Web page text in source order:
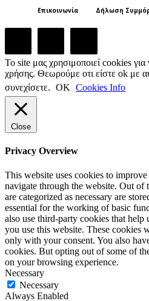
Επικοινωνία Δήλωση
Το site μας χρησιμοποιεί cookies για
χρήσης. Θεωρούμε οτι είστε ok με
συνεχίσετε. ΟΚ Cookies Info
Close
Privacy Overview
This website uses cookies to
navigate through the website. Out of
are categorized as necessary are
essential for the working of basic
also use third-party cookies that help
you use this website. These cookies
only with your consent. You also
cookies. But opting out of some of
on your browsing experience.
Necessary
Necessary
Always Enabled